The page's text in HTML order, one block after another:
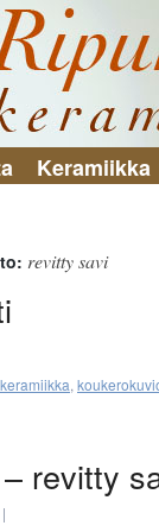
Keramiikka
revitty savi
,
revitty
|